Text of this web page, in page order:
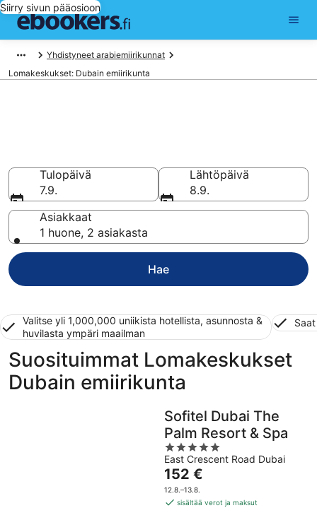
Siirry sivun pääosioon
Yhdistyneet arabiemiirikunnat
Lomakeskukset: Dubain emiirikunta
Tulopäivä
7.9.
Lähtöpäivä
8.9.
Asiakkaat
1 huone, 2 asiakasta
Hae
Valitse yli 1,000,000 uniikista hotellista, asunnosta &
huvilasta ympäri maailman
Suosituimmat Lomakeskukset
Dubain emiirikunta
Sofitel Dubai The
Palm Resort & Spa
5
out
of
5
East Crescent Road Dubai
Hinta
on
152 €
152 €
12.8.–13.8.
sisältää verot ja maksut